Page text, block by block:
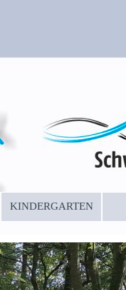
KINDERGARTEN